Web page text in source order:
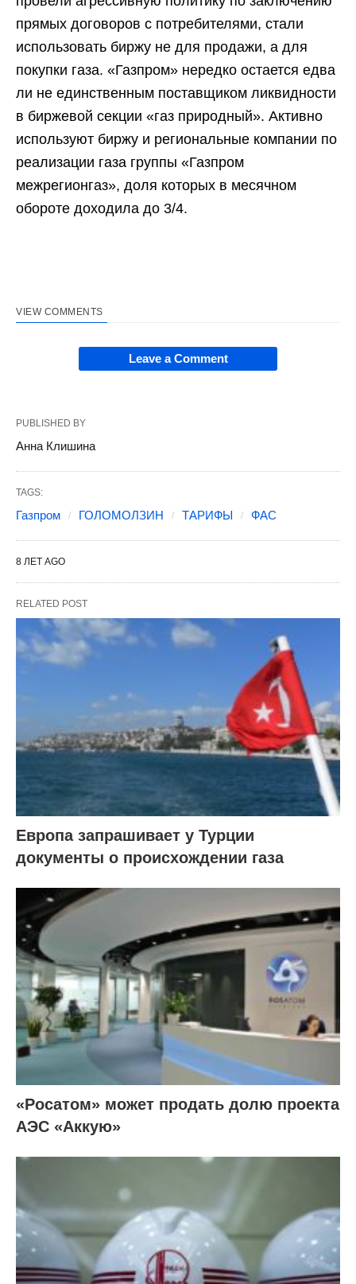
прямых договоров с потребителями, стали
использовать биржу не для продажи, а для
покупки газа. «Газпром» нередко остается едва
ли не единственным поставщиком ликвидности
в биржевой секции «газ природный». Активно
используют биржу и региональные компании по
реализации газа группы «Газпром
межрегионгаз», доля которых в месячном
обороте доходила до 3/4.
VIEW COMMENTS
Leave a Comment
PUBLISHED BY
Анна Клишина
TAGS:
Газпром ГОЛОМОЛЗИН ТАРИФЫ ФАС
8 ЛЕТ AGO
RELATED POST
Европа запрашивает у Турции
документы о происхождении газа
«Росатом» может продать долю проекта
АЭС «Аккую»